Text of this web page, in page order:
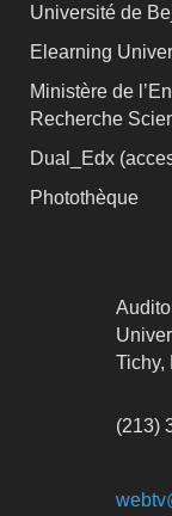
Université de
Elearning
Ministère de
Recherche
Dual_Edx (
Photothèque
Tichy,
(213)